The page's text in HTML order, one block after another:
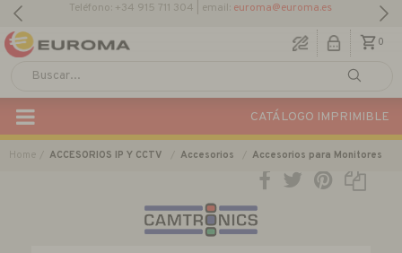
0
CATÁLOGO IMPRIMIBLE
Home ACCESORIOS IP Y CCTV Accesorios Accesorios para Monitores